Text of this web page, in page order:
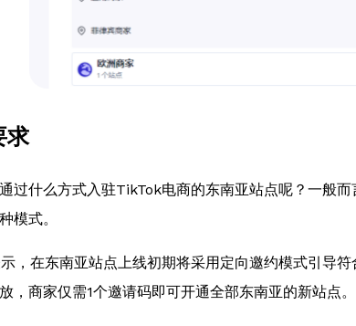
求
过什么方式入驻TikTok电商的东南亚站点呢？一般
模式。
，在东南亚站点上线初期将采用定向邀约模式引导
，商家仅需1个邀请码即可开通全部东南亚的新站点。